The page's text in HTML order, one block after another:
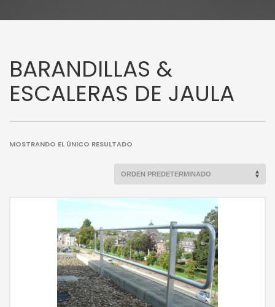
BARANDILLAS &
ESCALERAS DE JAULA
MOSTRANDO EL ÚNICO RESULTADO